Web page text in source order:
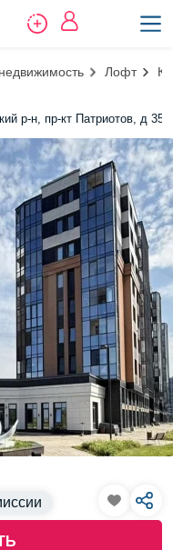
Лофт
р-н, пр-кт Патриотов, д 35